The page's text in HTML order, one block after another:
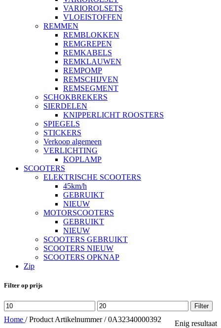
VARIOROLSETS
VLOEISTOFFEN
REMMEN
REMBLOKKEN
REMGREPEN
REMKABELS
REMKLAUWEN
REMPOMP
REMSCHIJVEN
REMSEGMENT
SCHOKBREKERS
SIERDELEN
KNIPPERLICHT ROOSTERS
SPIEGELS
STICKERS
Verkoop algemeen
VERLICHTING
KOPLAMP
SCOOTERS
ELEKTRISCHE SCOOTERS
45km/h
GEBRUIKT
NIEUW
MOTORSCOOTERS
GEBRUIKT
NIEUW
SCOOTERS GEBRUIKT
SCOOTERS NIEUW
SCOOTERS OPKNAP
Zip
Filter op prijs
Min.
prijs
Max.
prijs
Filter
Home / Product Artikelnummer/ 0A32340000392 Enig resultaat